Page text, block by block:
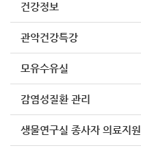
건강정보
관악건강특강
모유수유실
감염성질환 관리
생물연구실 종사자 의료지원